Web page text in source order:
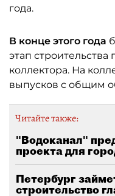
года.
В конце этого года
этап строительства
коллектора. На
выпусков с общим
Читайте также:
"Водоканал"
проекта для
Петербург
строительство